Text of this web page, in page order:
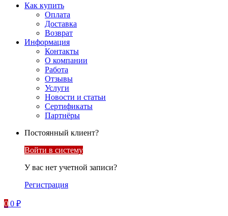
Как купить
Оплата
Доставка
Возврат
Информация
Контакты
О компании
Работа
Отзывы
Услуги
Новости и статьи
Сертификаты
Партнёры
Постоянный клиент?
Войти в систему
У вас нет учетной записи?
Регистрация
0 0 ₽